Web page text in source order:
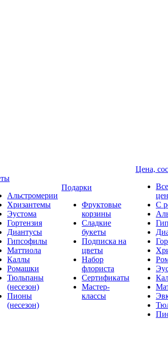
Альстромерии
Хризантемы
Эустома
Гортензия
Диантусы
Гипсофилы
Маттиола
Каллы
Ромашки
Тюльпаны
(несезон)
Пионы
(несезон)
Подарки
Фруктовые
корзины
Сладкие
букеты
Подписка на
цветы
Набор
флориста
Сертификаты
Мастер-
классы
Цена,
С